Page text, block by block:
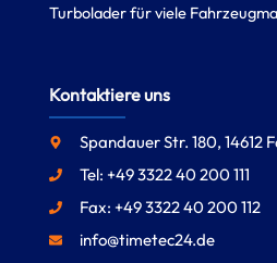
Turbolader für viele
Kontaktiere uns
Spandauer Str. 180, 14612
Tel: +49 3322 40 200 111
Fax: +49 3322 40 200 112
info@timetec24.de